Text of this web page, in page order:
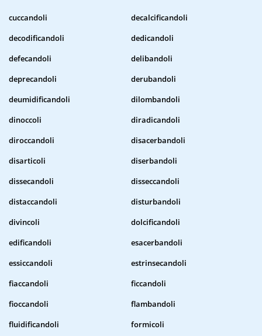
cuccandoli
decalcificandoli
decodificandoli
dedicandoli
defecandoli
delibandoli
deprecandoli
derubandoli
deumidificandoli
dilombandoli
dinoccoli
diradicandoli
diroccandoli
disacerbandoli
disarticoli
diserbandoli
dissecandoli
disseccandoli
distaccandoli
disturbandoli
divincoli
dolcificandoli
edificandoli
esacerbandoli
essiccandoli
estrinsecandoli
fiaccandoli
ficcandoli
fioccandoli
flambandoli
fluidificandoli
formicoli